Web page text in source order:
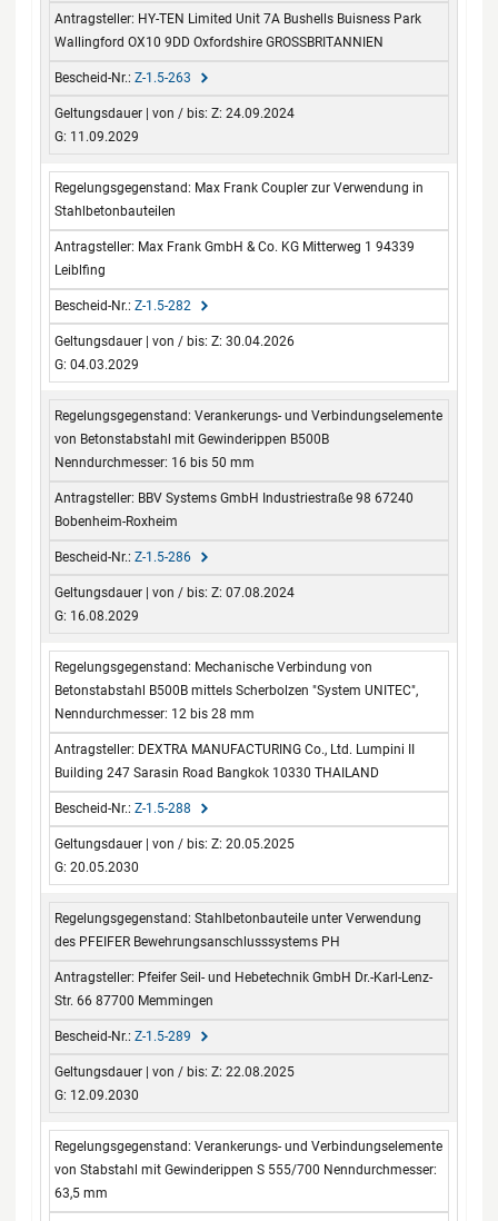
HY-TEN Limited Unit 7A Bushells Buisness Park
Wallingford OX10 9DD Oxfordshire GROSSBRITANNIEN
Z-1.5-263
Z: 24.09.2024
G: 11.09.2029
Max Frank Coupler zur Verwendung in
Stahlbetonbauteilen
Max Frank GmbH & Co. KG Mitterweg 1 94339
Leiblfing
Z-1.5-282
Z: 30.04.2026
G: 04.03.2029
Verankerungs- und Verbindungselemente
von Betonstabstahl mit Gewinderippen B500B
Nenndurchmesser: 16 bis 50 mm
BBV Systems GmbH Industriestraße 98 67240
Bobenheim-Roxheim
Z-1.5-286
Z: 07.08.2024
G: 16.08.2029
Mechanische Verbindung von
Betonstabstahl B500B mittels Scherbolzen "System UNITEC",
Nenndurchmesser: 12 bis 28 mm
DEXTRA MANUFACTURING Co., Ltd. Lumpini II
Building 247 Sarasin Road Bangkok 10330 THAILAND
Z-1.5-288
Z: 20.05.2025
G: 20.05.2030
Stahlbetonbauteile unter Verwendung
des PFEIFER Bewehrungsanschlusssystems PH
Pfeifer Seil- und Hebetechnik GmbH Dr.-Karl-Lenz-
Str. 66 87700 Memmingen
Z-1.5-289
Z: 22.08.2025
G: 12.09.2030
Verankerungs- und Verbindungselemente
von Stabstahl mit Gewinderippen S 555/700 Nenndurchmesser:
63,5 mm